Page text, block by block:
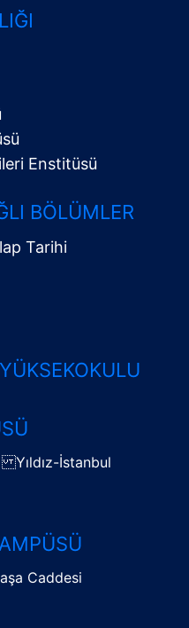
Enstitüsü
BÖLÜMLER
Tarihi
Yıldız-İstanbul
Caddesi